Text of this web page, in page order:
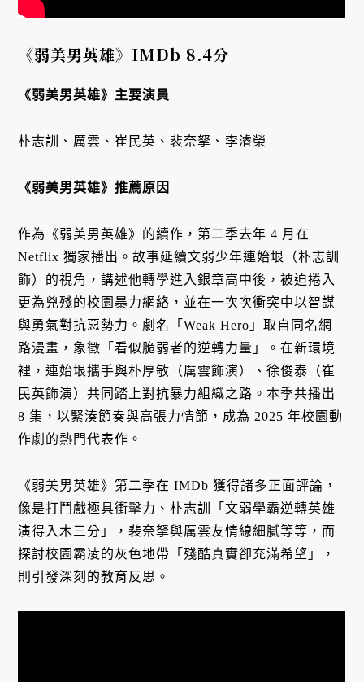
《弱美男英雄》IMDb 8.4分
《弱美男英雄》主要演員
朴志訓、厲雲、崔民英、裴奈拏、李濬榮
《弱美男英雄》推薦原因
作為《弱美男英雄》的續作，第二季去年 4 月在
Netflix 獨家播出。故事延續文弱少年連始垠（朴志訓
飾）的視角，講述他轉學進入銀章高中後，被迫捲入
更為兇殘的校園暴力網絡，並在一次次衝突中以智謀
與勇氣對抗惡勢力。劇名「Weak Hero」取自同名網
路漫畫，象徵「看似脆弱者的逆轉力量」。在新環境
裡，連始垠攜手與朴厚敏（厲雲飾演）、徐俊泰（崔
民英飾演）共同踏上對抗暴力組織之路。本季共播出
8 集，以緊湊節奏與高張力情節，成為 2025 年校園動
作劇的熱門代表作。
《弱美男英雄》第二季在 IMDb 獲得諸多正面評論，
像是打鬥戲極具衝擊力、朴志訓「文弱學霸逆轉英雄
演得入木三分」，裴奈拏與厲雲友情線細膩等等，而
探討校園霸凌的灰色地帶「殘酷真實卻充滿希望」，
則引發深刻的教育反思。